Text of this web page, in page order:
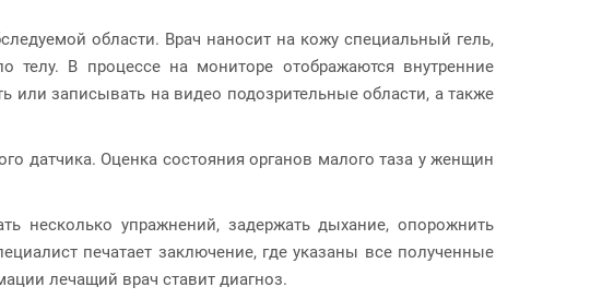
области. Врач наносит на кожу специальный гель,
телу. В процессе на мониторе отображаются внутренние
или записывать на видео подозрительные области, а также
датчика. Оценка состояния органов малого таза у женщин
несколько упражнений, задержать дыхание, опорожнить
печатает заключение, где указаны все полученные
лечащий врач ставит диагноз.